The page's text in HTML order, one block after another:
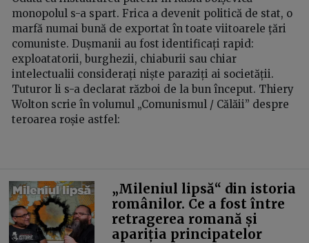
monopolul s-a spart. Frica a devenit politică de stat, o
marfă numai bună de exportat în toate viitoarele țări
comuniste. Dușmanii au fost identificați rapid:
exploatatorii, burghezii, chiaburii sau chiar
intelectualii considerați niște paraziți ai societății.
Tuturor li s-a declarat război de la bun început. Thiery
Wolton scrie în volumul „Comunismul / Călăii” despre
teroarea roșie astfel:
„Mileniul lipsă“ din istoria
românilor. Ce a fost între
retragerea romană și
apariția principatelor